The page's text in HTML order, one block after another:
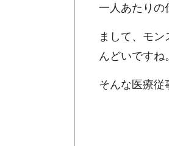
一人あたりの
まして、モ
んどいですね。
そんな医療従